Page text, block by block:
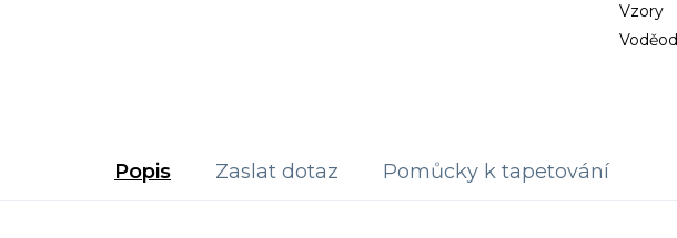
Vzory
Popis Zaslat dotaz Pomůcky k tapetování